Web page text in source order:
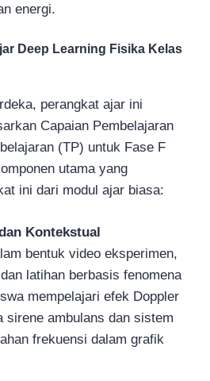
energi.
Deep Learning Fisika Kelas
perangkat ajar ini
Capaian Pembelajaran
(TP) untuk Fase F
utama yang
ini dari modul ajar biasa:
Kontekstual
bentuk video eksperimen,
latihan berbasis fenomena
mempelajari efek Doppler
sirene ambulans dan sistem
frekuensi dalam grafik